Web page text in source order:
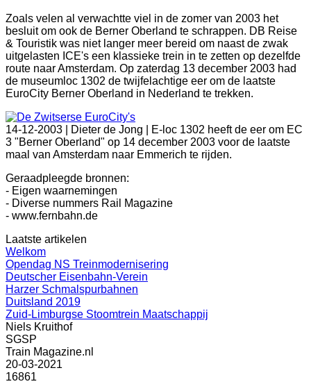
Zoals velen al verwachtte viel in de zomer van 2003 het
besluit om ook de Berner Oberland te schrappen. DB Reise
& Touristik was niet langer meer bereid om naast de zwak
uitgelasten ICE's een klassieke trein in te zetten op dezelfde
route naar Amsterdam. Op zaterdag 13 december 2003 had
de museumloc 1302 de twijfelachtige eer om de laatste
EuroCity Berner Oberland in Nederland te trekken.
14-12-2003 |
Dieter de Jong | E-loc 1302 heeft de eer om EC
3 "Berner Oberland" op 14 december 2003 voor de laatste
maal van Amsterdam naar Emmerich te rijden.
Geraadpleegde bronnen:
- Eigen waarnemingen
- Diverse nummers Rail Magazine
- www.fernbahn.de
Laatste artikelen
Welkom
Opendag NS Treinmodernisering
Deutscher Eisenbahn-Verein
Harzer Schmalspurbahnen
Duitsland 2019
Zuid-Limburgse Stoomtrein Maatschappij
Niels Kruithof
SGSP
Train Magazine.nl
20-03-2021
16861